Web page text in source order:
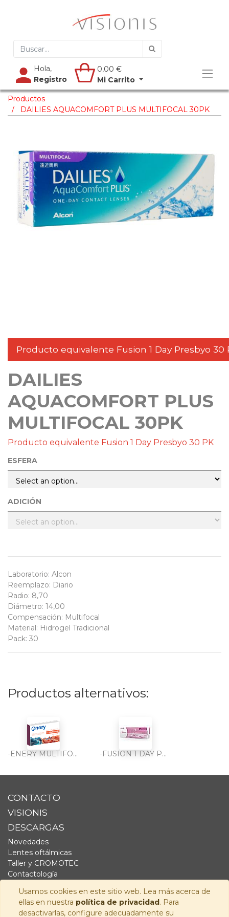
Usamos cookies en este sitio web. Lea más acerca de
ellas en nuestra política de privacidad. Para
desactivarlas, configure adecuadamente su
Hola,
Registro
0,00 €
Mi Carrito
Productos
DAILIES AQUACOMFORT PLUS MULTIFOCAL 30PK
Producto equivalente Fusion 1 Day Presbyo 30
DAILIES
AQUACOMFORT PLUS
MULTIFOCAL 30PK
Producto equivalente Fusion 1 Day Presbyo 30 PK
ESFERA
ADICIÓN
Laboratorio: Alcon
Reemplazo: Diario
Radio: 8,70
Diámetro: 14,00
Compensación: Multifocal
Material: Hidrogel Tradicional
Pack: 30
Productos alternativos:
-ENERY MULTIFOCAL HIDROGEL SILICONA 6PK -FUSION 1 DAY PRESBYO 30PK
CONTACTO
VISIONIS
DESCARGAS
Novedades
Lentes oftálmicas
Taller y CROMOTEC
Contactología
Fornitura
Audiología